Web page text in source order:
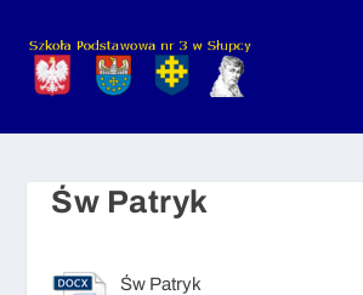
Św Patryk
Św Patryk